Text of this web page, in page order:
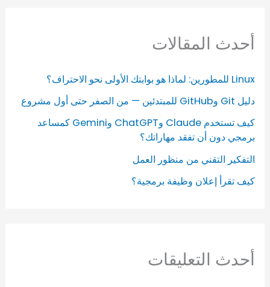
أحدث المقالات
Linux للمطورين: لماذا هو بوابتك الأولى نحو الاحتراف؟
دليل Git وGitHub للمبتدئين — من الصفر حتى أول مشروع
كيف تستخدم Claude وChatGPT وGemini كمساعد
برمجي دون أن تفقد مهاراتك؟
التفكير التقني من منظور العمل
كيف تقرأ إعلان وظيفة برمجية؟
أحدث التعليقات